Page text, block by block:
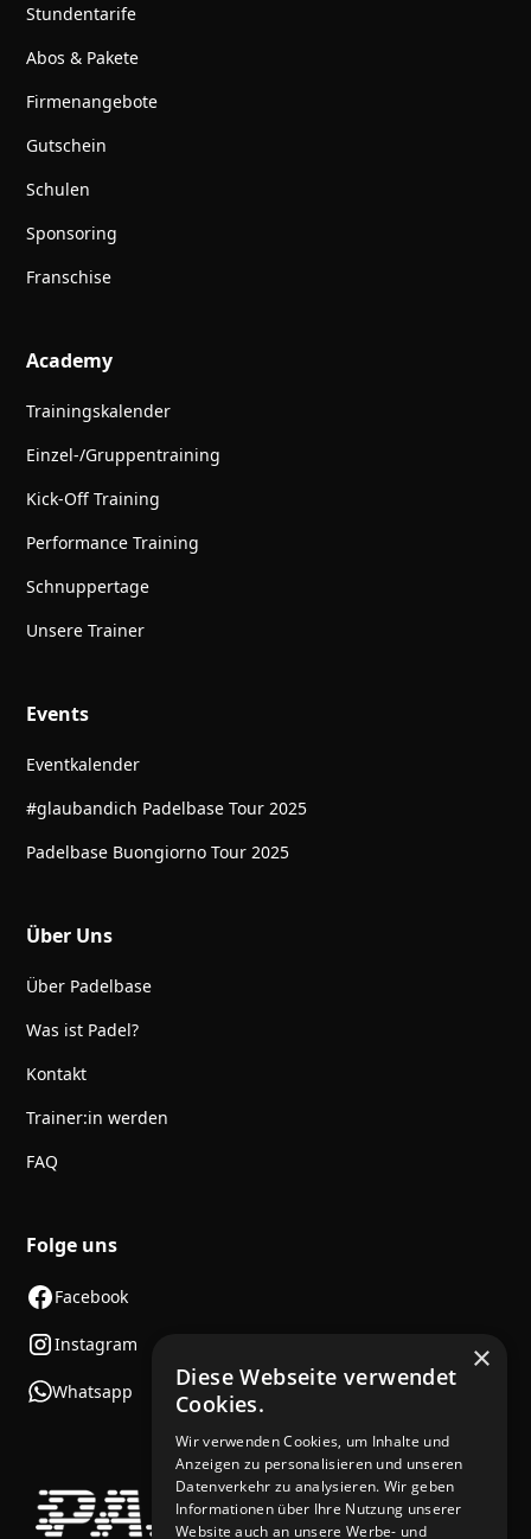
Stundentarife
Abos & Pakete
Firmenangebote
Gutschein
Schulen
Sponsoring
Franschise
Academy
Trainingskalender
Einzel-/Gruppentraining
Kick-Off Training
Performance Training
Schnuppertage
Unsere Trainer
Events
Eventkalender
#glaubandich Padelbase Tour 2025
Padelbase Buongiorno Tour 2025
Über Uns
Über Padelbase
Was ist Padel?
Kontakt
Trainer:in werden
FAQ
Folge uns
Facebook
Instagram
Whatsapp
×
Diese Webseite verwendet
Cookies.
Wir verwenden Cookies, um Inhalte und
Anzeigen zu personalisieren und unseren
Datenverkehr zu analysieren. Wir geben
Informationen über Ihre Nutzung unserer
Website auch an unsere Werbe- und